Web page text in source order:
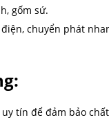
gốm sứ.
chuyển phát
tín để đảm bảo